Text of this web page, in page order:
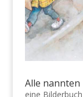
Alle
eine